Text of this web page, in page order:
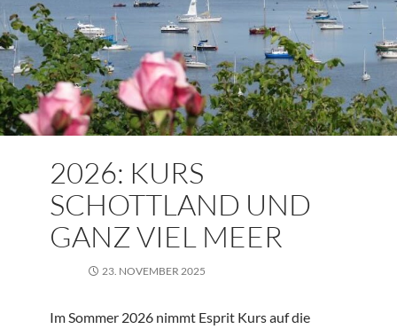
2026: KURS
SCHOTTLAND UND
GANZ VIEL MEER
23. NOVEMBER 2025
Im Sommer 2026 nimmt Esprit Kurs auf die